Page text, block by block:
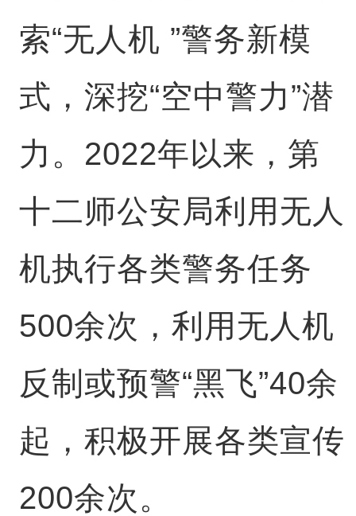
索“无人机 ”警务新模
式，深挖“空中警力”潜
力。2022年以来，第
十二师公安局利用无人
机执行各类警务任务
500余次，利用无人机
反制或预警“黑飞”40余
起，积极开展各类宣传
200余次。